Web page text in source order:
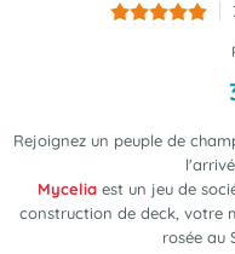
Rejoignez un peuple de
Myceliaest un jeu de
construction de deck, votre
rosée au